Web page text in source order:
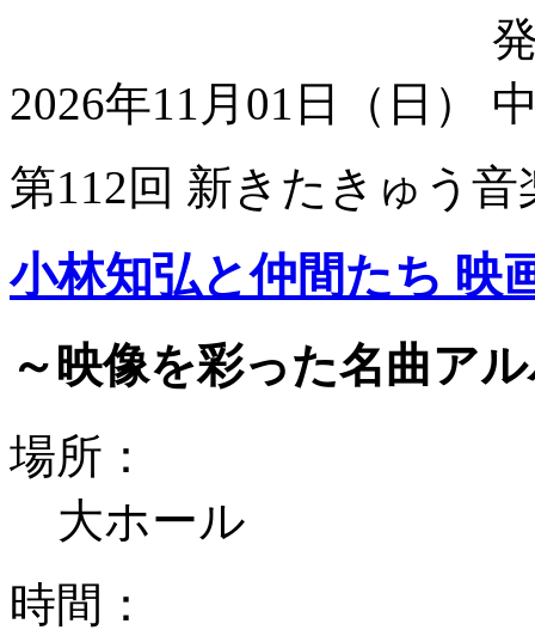
2026年11月01日（日）
第112回 新きたきゅう音
小林知弘と仲間たち 映
～映像を彩った名曲ア
場所：
大ホール
時間：